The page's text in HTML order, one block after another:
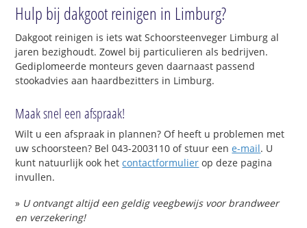
Hulp bij dakgoot reinigen in Limburg?
Dakgoot reinigen is iets wat Schoorsteenveger Limburg al
jaren bezighoudt. Zowel bij particulieren als bedrijven.
Gediplomeerde monteurs geven daarnaast passend
stookadvies aan haardbezitters in Limburg.
Maak snel een afspraak!
Wilt u een afspraak in plannen? Of heeft u problemen met
uw schoorsteen? Bel 043-2003110 of stuur eene-mail. U
kunt natuurlijk ook hetcontactformulier op deze pagina
invullen.
» U ontvangt altijd een geldig veegbewijs voor brandweer
en verzekering!